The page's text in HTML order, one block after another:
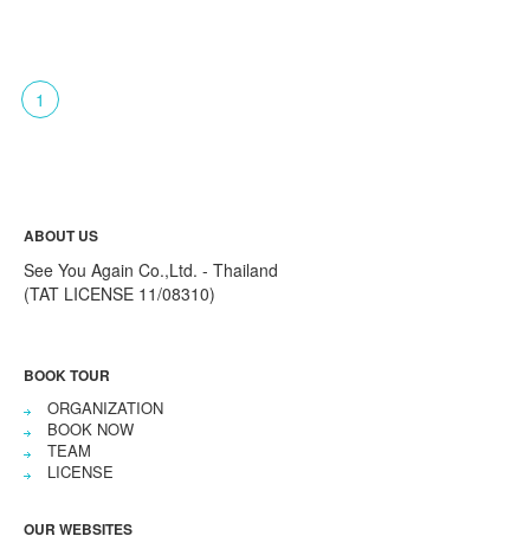
1
ABOUT US
See You Again Co.,Ltd. - Thailand
(TAT LICENSE 11/08310)
BOOK TOUR
ORGANIZATION
BOOK NOW
TEAM
LICENSE
OUR WEBSITES